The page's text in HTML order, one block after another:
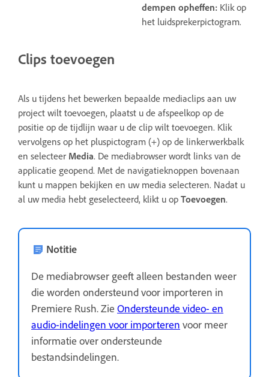
dempen opheffen: Klik op
het luidsprekerpictogram.
Clips toevoegen
Als u tijdens het bewerken bepaalde mediaclips aan uw
project wilt toevoegen, plaatst u de afspeelkop op de
positie op de tijdlijn waar u de clip wilt toevoegen. Klik
vervolgens op het pluspictogram (+) op de linkerwerkbalk
en selecteer Media. De mediabrowser wordt links van de
applicatie geopend. Met de navigatieknoppen bovenaan
kunt u mappen bekijken en uw media selecteren. Nadat u
al uw media hebt geselecteerd, klikt u op Toevoegen.
Notitie
De mediabrowser geeft alleen bestanden weer
die worden ondersteund voor importeren in
Premiere Rush. Zie Ondersteunde video- en
audio-indelingen voor importeren voor meer
informatie over ondersteunde
bestandsindelingen.